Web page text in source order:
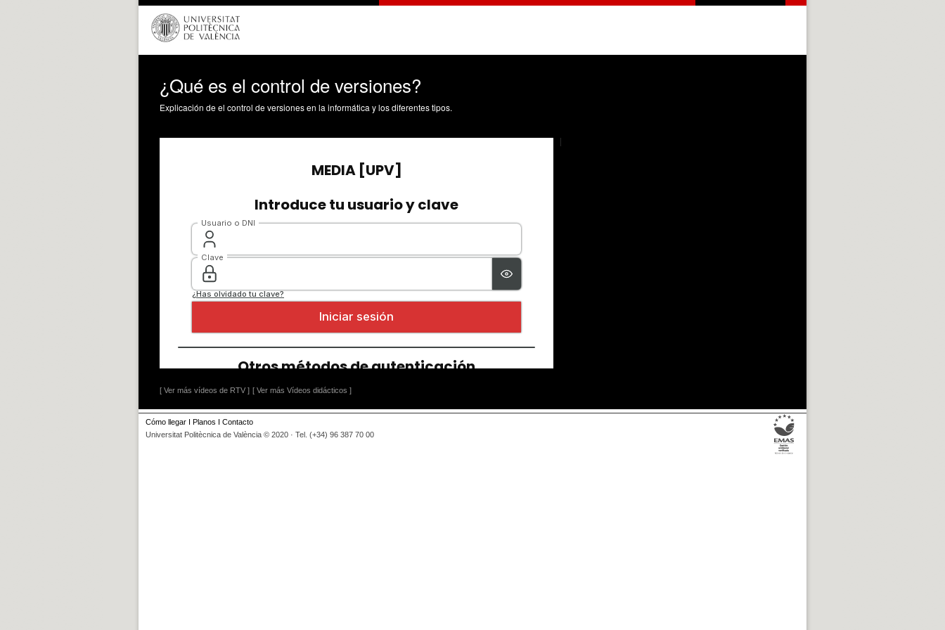
¿Qué es el control de versiones?
Explicación de el control de versiones en la informática y los diferentes tipos.
[ Ver más vídeos de RTV ] [ Ver más Vídeos didácticos ]
Cómo llegar I Planos I Contacto
Universitat Politècnica de València © 2020 · Tel. (+34) 96 387 70 00